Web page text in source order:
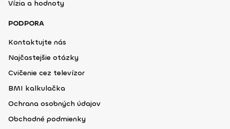
Vízia a hodnoty
PODPORA
Kontaktujte nás
Najčastejšie otázky
Cvičenie cez televízor
BMI kalkulačka
Ochrana osobných údajov
Obchodné podmienky